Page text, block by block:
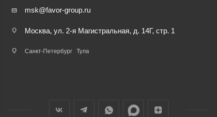
msk@favor-group.ru
Москва, ул. 2-я Магистральная, д. 14Г, стр. 1
Санкт-Петербург Тула